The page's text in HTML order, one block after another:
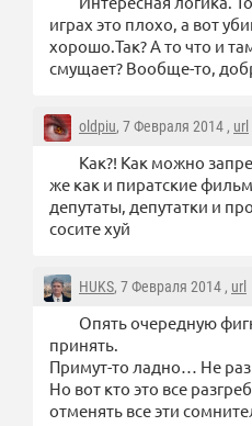
играх это плохо, а вот
хорошо.Так? А то что и
смущает? Вообще-то,
oldpiu, 7 Февраля 2014 , url
Как?! Как можно
же как и пиратские
депутаты, депутатки и
сосите хуй
HUKS, 7 Февраля 2014 , url
Опять очередную
принять.
Примут-то ладно… Не
Но вот кто это все
отменять все эти